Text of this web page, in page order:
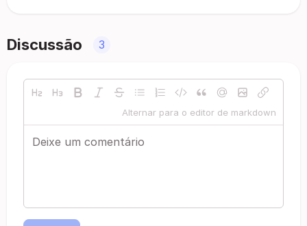
Discussão 3
Alternar para o editor de markdown